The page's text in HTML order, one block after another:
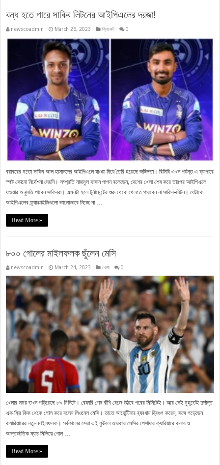
বন্ধ হতে পারে সাকিব লিটনের আইপিএলের দরজা!
newscoadmin March 26, 2023 ক্রিকেট 0
বরাবরের মতো সাকিব আল হাসানদের আইপিএলে যাওয়া নিয়ে তৈরি হয়েছে জটিলতা। বিসিবি এখন পর্যন্ত এ ব্যাপারে
স্পষ্ট কোনো নির্দেশনা দেয়নি। সম্প্রতি নাজমুল হাসান পাপন বলেছেন, দেশের খেলা শেষ করে তারপর আইপিএলে
যাওয়ার অনুমতি পাবেন সাকিবরা। এমনটা হলে টুর্নামেন্টের শুরু থেকে খেলতে পারবেন না সাকিব-লিটন। যেটাকে
আইপিএলের ফ্র্যাঞ্চাইজিগুলো ভালোভাবে নিচ্ছে না …
Read More »
৮০০ গোলের মাইলফলক ছুঁলেন মেসি
newscoadmin March 24, 2023 খেলা 0
খেলার সময় তখন গড়িয়েছে ৮৯ মিনিটে। রেফারি শেষ বাঁশি বেজে উঠবে পরের মিনিটেই। আর সেই মুহূর্তেই দুর্দান্ত
এক ফ্রি কিক থেকে গোল করে বসেন লিওনেল মেসি। তাতে আর্জেন্টিনার ব্যবধান দ্বিগুণ করেন, সঙ্গে গড়েছেন
ক্যারিয়ারের নতুন মাইলফলক। সর্বকালের সেরা এই ফুটবল তারকার মেসির পেশাদার ক্যারিয়ারে ক্লাব ও
আন্তর্জাতিক ম্যাচ মিলিয়ে গোল …
Read More »